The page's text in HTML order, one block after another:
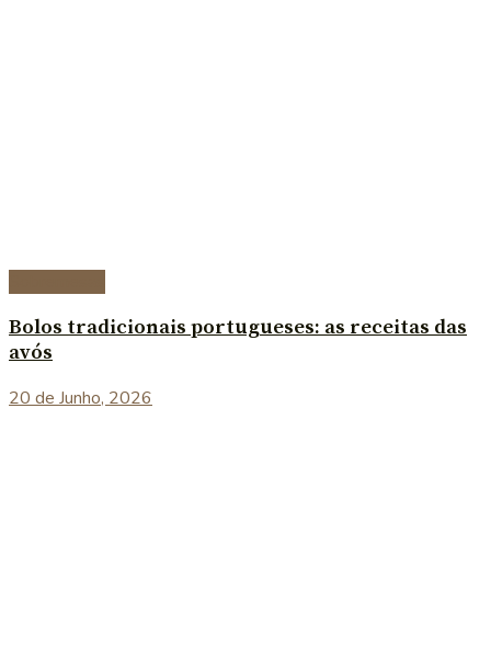
Bolos tradicionais portugueses: as receitas das
avós
20 de Junho, 2026